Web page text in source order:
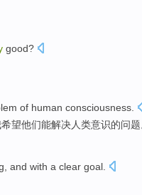
good?
of human consciousness
望他们能解决人类意识的问题
, and with a clear goal